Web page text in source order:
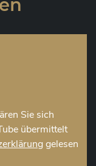
Sie sich
übermittelt
gelesen